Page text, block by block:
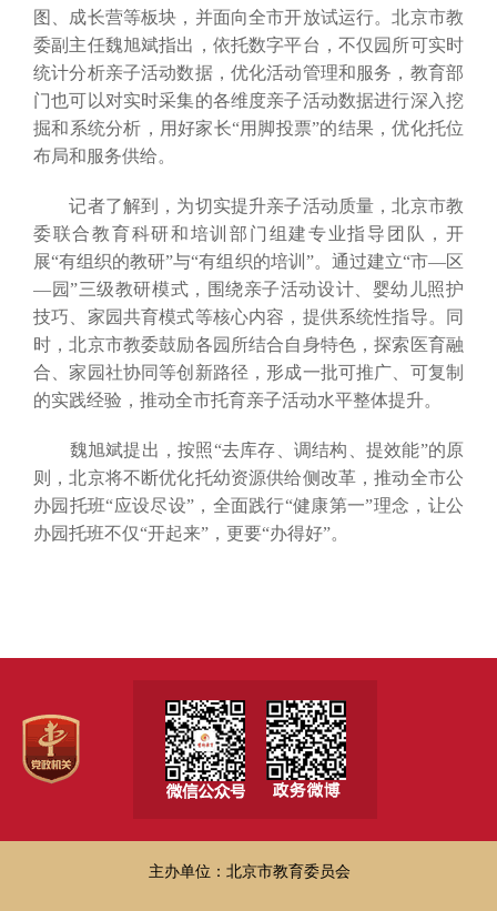
图、成长营等板块，并面向全市开放试运行。北京市教
委副主任魏旭斌指出，依托数字平台，不仅园所可实时
统计分析亲子活动数据，优化活动管理和服务，教育部
门也可以对实时采集的各维度亲子活动数据进行深入挖
掘和系统分析，用好家长“用脚投票”的结果，优化托位
布局和服务供给。
记者了解到，为切实提升亲子活动质量，北京市教
委联合教育科研和培训部门组建专业指导团队，开
展“有组织的教研”与“有组织的培训”。通过建立“市—区
—园”三级教研模式，围绕亲子活动设计、婴幼儿照护
技巧、家园共育模式等核心内容，提供系统性指导。同
时，北京市教委鼓励各园所结合自身特色，探索医育融
合、家园社协同等创新路径，形成一批可推广、可复制
的实践经验，推动全市托育亲子活动水平整体提升。
魏旭斌提出，按照“去库存、调结构、提效能”的原
则，北京将不断优化托幼资源供给侧改革，推动全市公
办园托班“应设尽设”，全面践行“健康第一”理念，让公
办园托班不仅“开起来”，更要“办得好”。
主办单位：北京市教育委员会